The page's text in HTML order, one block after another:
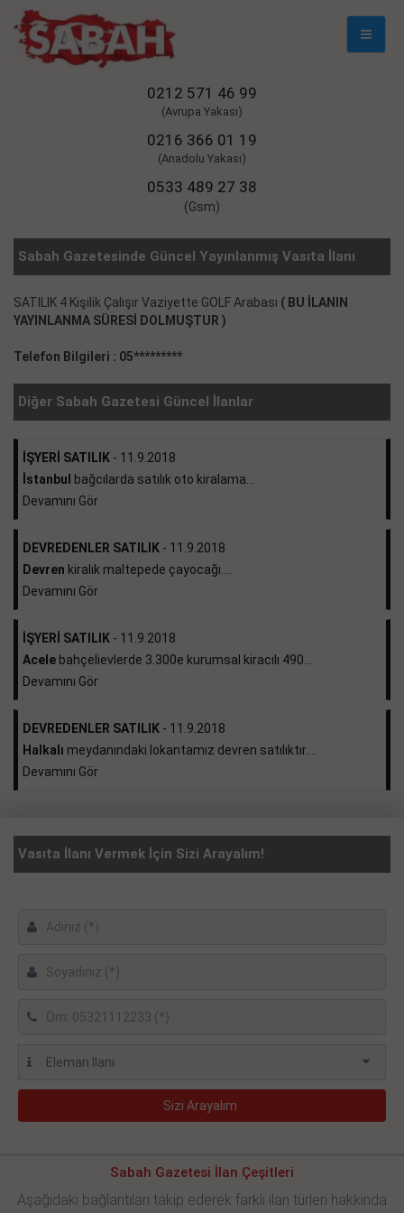
Mobil
0212 571 46 99
(Avrupa Yakası)
0216 366 01 19
(Anadolu Yakası)
0533 489 27 38
(Gsm)
Sabah Gazetesinde Güncel Yayınlanmış Vasıta İlanı
SATILIK 4 Kişilik Çalışır Vaziyette GOLF Arabası ( BU İLANIN
YAYINLANMA SÜRESİ DOLMUŞTUR )
Telefon Bilgileri : 05*********
Diğer Sabah Gazetesi Güncel İlanlar
İŞYERİ SATILIK - 11.9.2018
İstanbul
bağcılarda satılık oto kiralama...
Devamını Gör
DEVREDENLER SATILIK - 11.9.2018
Devren kiralık maltepede çayocağı....
Devamını Gör
İŞYERİ SATILIK - 11.9.2018
Acele bahçelievlerde 3.300e kurumsal kiracılı 490...
Devamını Gör
DEVREDENLER SATILIK - 11.9.2018
Halkalı meydanındaki lokantamız devren satılıktır....
Devamını Gör
Vasıta İlanı Vermek İçin Sizi Arayalım!
Sabah Gazetesi İlan Çeşitleri
Aşağıdaki bağlantıları takip ederek farklı ilan türleri hakkında